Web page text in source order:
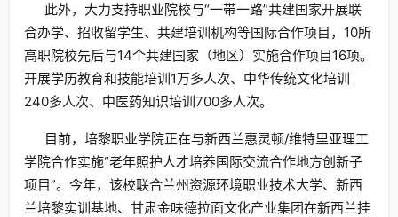
此外，大力支持职业院校与“一带一路”共建国家开展联
合办学、招收留学生、共建培训机构等国际合作项目，10所
高职院校先后与14个共建国家（地区）实施合作项目16项。
开展学历教育和技能培训1万多人次、中华传统文化培训
240多人次、中医药知识培训700多人次。
目前，培黎职业学院正在与新西兰惠灵顿/维特里亚理工
学院合作实施“老年照护人才培养国际交流合作地方创新子
项目”。今年，该校联合兰州资源环境职业技术大学、新西
兰培黎实训基地、甘肃金味德拉面文化产业集团在新西兰挂